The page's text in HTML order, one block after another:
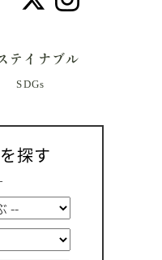
テイナブル
SDGs
探す